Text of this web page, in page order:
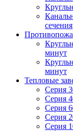
сечения
минут
минут
Тепловые
Серия
Серия
Серия
Серия
Серия